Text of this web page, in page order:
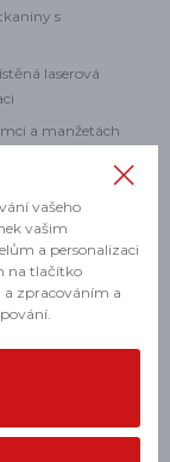
s
laserová
a manžetách
vašeho
vašim
a personalizaci
na tlačítko
a zpracováním a